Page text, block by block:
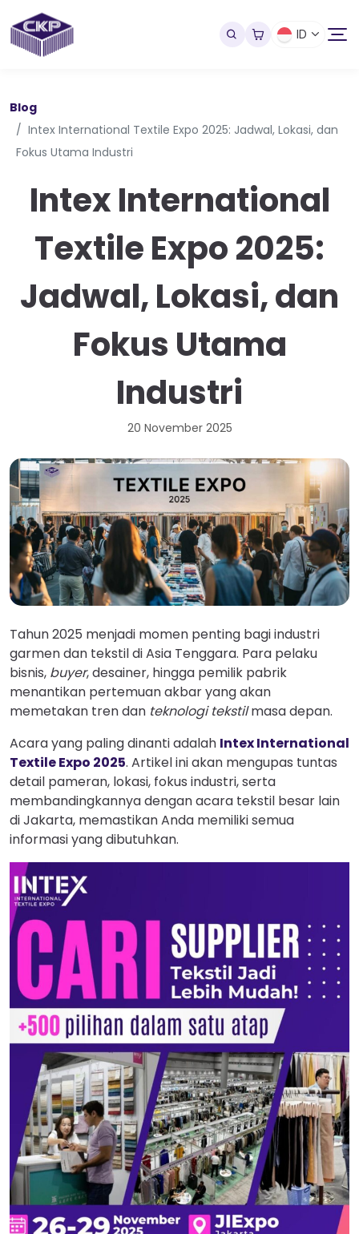
ID
Blog
Intex International Textile Expo 2025: Jadwal, Lokasi, dan
Fokus Utama Industri
Intex International
Textile Expo 2025:
Jadwal, Lokasi, dan
Fokus Utama
Industri
20 November 2025
Tahun 2025 menjadi momen penting bagi industri
garmen dan tekstil di Asia Tenggara. Para pelaku
bisnis, buyer, desainer, hingga pemilik pabrik
menantikan pertemuan akbar yang akan
memetakan tren dan teknologi tekstilmasa depan.
Acara yang paling dinanti adalah Intex International
Textile Expo 2025. Artikel ini akan mengupas tuntas
detail pameran, lokasi, fokus industri, serta
membandingkannya dengan acara tekstil besar lain
di Jakarta, memastikan Anda memiliki semua
informasi yang dibutuhkan.